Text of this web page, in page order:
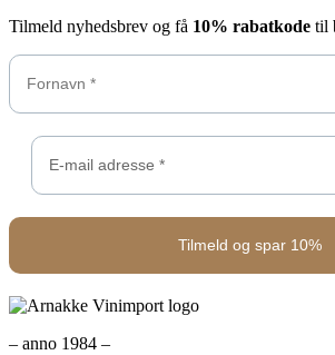
Tilmeld nyhedsbrev og få 10% rabatkode til
– anno 1984 –